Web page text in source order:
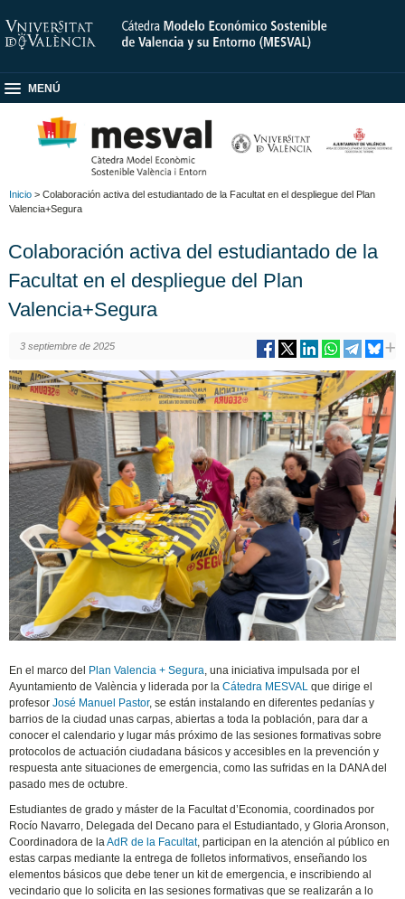
MENÚ
Inicio > Colaboración activa del estudiantado de la Facultat en el despliegue del Plan
Valencia+Segura
Colaboración activa del estudiantado de la
Facultat en el despliegue del Plan
Valencia+Segura
3 septiembre de 2025
En el marco del Plan Valencia + Segura, una iniciativa impulsada por el
Ayuntamiento de València y liderada por laCátedra MESVAL que dirige el
profesorJosé Manuel Pastor, se están instalando en diferentes pedanías y
barrios de la ciudad unas carpas, abiertas a toda la población, para dar a
conocer el calendario y lugar más próximo de las sesiones formativas sobre
protocolos de actuación ciudadana básicos y accesibles en la prevención y
respuesta ante situaciones de emergencia, como las sufridas en la DANA del
pasado mes de octubre.
Estudiantes de grado y máster de la Facultat d’Economia, coordinados por
Rocío Navarro, Delegada del Decano para el Estudiantado, y Gloria Aronson,
Coordinadora de laAdR de la Facultat, participan en la atención al público en
estas carpas mediante la entrega de folletos informativos, enseñando los
elementos básicos que debe tener un kit de emergencia, e inscribiendo al
vecindario que lo solicita en las sesiones formativas que se realizarán a lo